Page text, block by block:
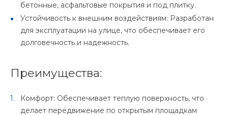
бетонные, асфальтовые покрытия и под плитку.
Устойчивость к внешним воздействиям: Разработан
для эксплуатации на улице, что обеспечивает его
долговечность и надежность.
Преимущества:
Комфорт: Обеспечивает теплую поверхность, что
делает передвижение по открытым площадкам